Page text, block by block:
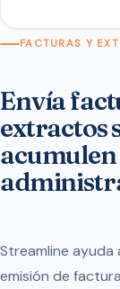
FACTURAS Y
Envía
extractos
acumulen
Streamline ayuda
emisión de